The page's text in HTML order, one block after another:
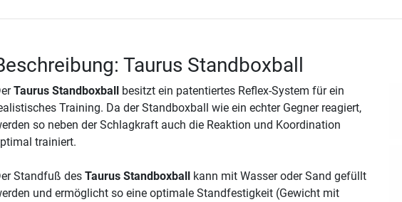
Taurus Standboxball
Taurus Standboxballbesitzt ein patentiertes Reflex-System für ein
Training. Da der Standboxball wie ein echter Gegner reagiert,
so neben der Schlagkraft auch die Reaktion und Koordination
trainiert.
Standfuß des Taurus Standboxballkann mit Wasser oder Sand gefüllt
und ermöglicht so eine optimale Standfestigkeit (Gewicht mit